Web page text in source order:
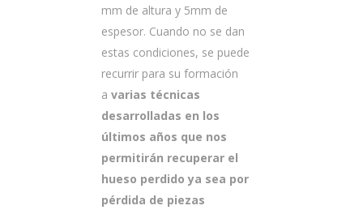
mm de altura y 5mm de
espesor. Cuando no se dan
estas condiciones, se puede
recurrir para su formación
a varias técnicas
desarrolladas en los
últimos años que nos
permitirán recuperar el
hueso perdido ya sea por
pérdida de piezas